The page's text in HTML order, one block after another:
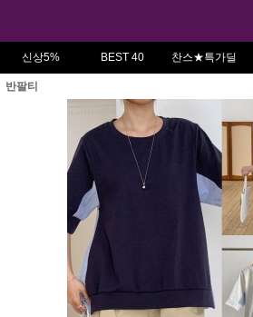
신상5% BEST 40 찬스★특가딜
반팔티